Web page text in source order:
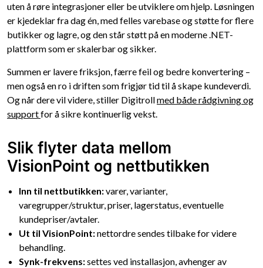
uten å røre integrasjoner eller be utviklere om hjelp. Løsningen
er kjedeklar fra dag én, med felles varebase og støtte for flere
butikker og lagre, og den står støtt på en moderne .NET-
plattform som er skalerbar og sikker.
Summen er lavere friksjon, færre feil og bedre konvertering –
men også en ro i driften som frigjør tid til å skape kundeverdi.
Og når dere vil videre, stiller Digitrollmed både rådgivning og
supportfor å sikre kontinuerlig vekst.
Slik flyter data mellom
VisionPoint og nettbutikken
Inn til nettbutikken:varer, varianter,
varegrupper/struktur, priser, lagerstatus, eventuelle
kundepriser/avtaler.
Ut til VisionPoint:nettordre sendes tilbake for videre
behandling.
Synk-frekvens:settes ved installasjon, avhenger av